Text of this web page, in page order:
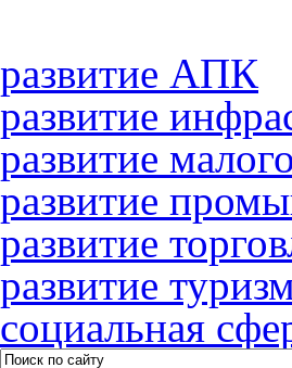
развитие АПК
развитие
развитие
развитие
развитие
развитие
социальная